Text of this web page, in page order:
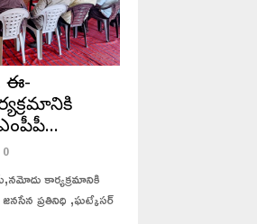
ఈ-
0
కార్యక్రమానికి
ప్రతినిధి ,ఘట్కేసర్